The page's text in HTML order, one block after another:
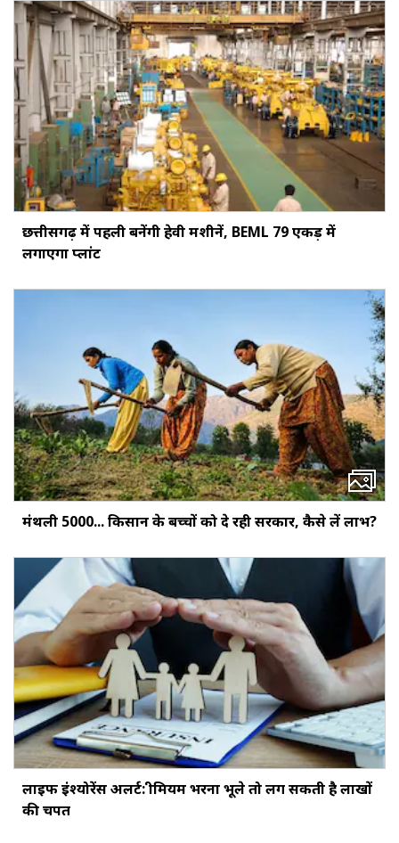
छत्तीसगढ़ में पहली बनेंगी हेवी मशीनें, BEML 79 एकड़ में
लगाएगा प्लांट
मंथली ₹5000... किसान के बच्‍चों को दे रही सरकार, कैसे लें लाभ?
लाइफ इंश्योरेंस अलर्ट: प्रीमियम भरना भूले तो लग सकती है लाखों
की चपत